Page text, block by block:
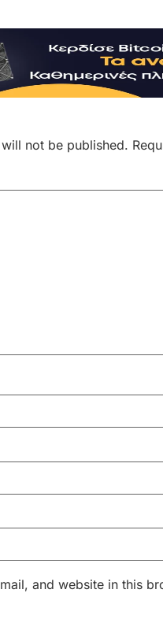
not be published.
and website in this